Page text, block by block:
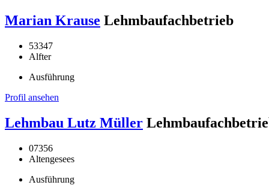
Marian Krause Lehmbaufachbetrieb
53347
Alfter
Ausführung
Profil ansehen
Lehmbau Lutz Müller
07356
Altengesees
Ausführung